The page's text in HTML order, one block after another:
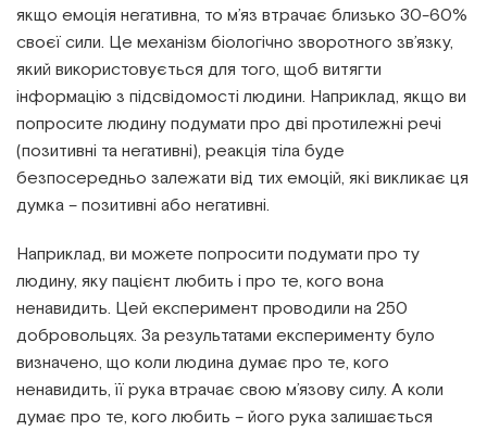
якщо емоція негативна, то м’яз втрачає близько 30-60%
своєї сили. Це механізм біологічно зворотного зв’язку,
який використовується для того, щоб витягти
інформацію з підсвідомості людини. Наприклад, якщо ви
попросите людину подумати про дві протилежні речі
(позитивні та негативні), реакція тіла буде
безпосередньо залежати від тих емоцій, які викликає ця
думка – позитивні або негативні.
Наприклад, ви можете попросити подумати про ту
людину, яку пацієнт любить і про те, кого вона
ненавидить. Цей експеримент проводили на 250
добровольцях. За результатами експерименту було
визначено, що коли людина думає про те, кого
ненавидить, її рука втрачає свою м’язову силу. А коли
думає про те, кого любить – його рука залишається